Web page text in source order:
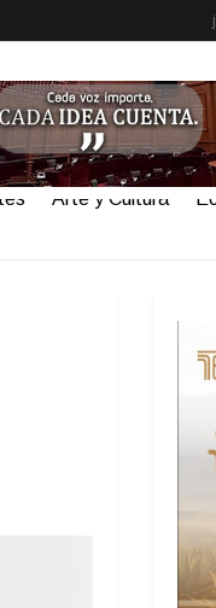
Arte y Cultura